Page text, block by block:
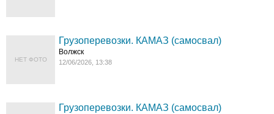
НЕТ ФОТО
Грузоперевозки. КАМАЗ (самосвал)
Волжск
12/06/2026, 13:38
Грузоперевозки. КАМАЗ (самосвал)